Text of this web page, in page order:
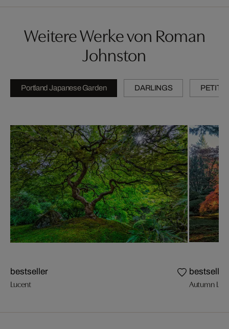
Weitere Werke von Roman
Johnston
Portland Japanese Garden DARLINGS
bestseller
Lucent
bestseller
Autumn